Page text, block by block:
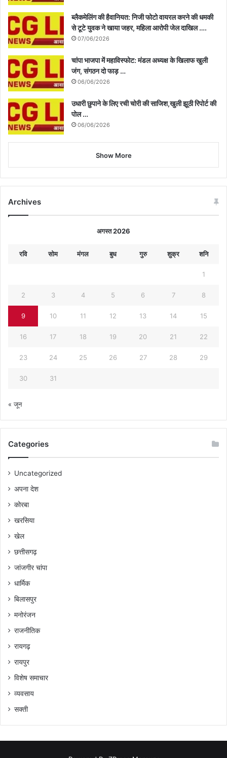
ब्लैकमेलिंग की हैवानियत: निजी फोटो वायरल करने की धमकी
से टूटे युवक ने खाया जहर, महिला आरोपी जेल दाखिल ….
07/06/2026
चांपा भाजपा में महाविस्फोट: मंडल अध्यक्ष के खिलाफ खुली
जंग, संगठन दो फाड़ …
06/06/2026
उधारी छुपाने के लिए रची चोरी की साजिश,खुली झूठी रिपोर्ट की
पोल …
06/06/2026
Show More
Archives
अगस्त 2026
रवि सोम मंगल बुध गुरु शुक्र शनि
1
2 3 4 5 6 7 8
9 10 11 12 13 14 15
16 17 18 19 20 21 22
23 24 25 26 27 28 29
30 31
« जून
Categories
Uncategorized
अपना देश
कोरबा
खरसिया
खेल
छत्तीसगढ़
जांजगीर चांपा
धार्मिक
बिलासपुर
मनोरंजन
राजनीतिक
रायगढ़
रायपुर
विशेष समाचार
व्यवसाय
सक्ती